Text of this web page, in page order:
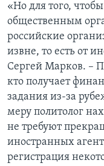
«Но для того,
общественным
российские
извне, то есть от
Сергей Марков. –
кто получает
задания из-за
меру политолог
не требуют
иностранных
регистрация